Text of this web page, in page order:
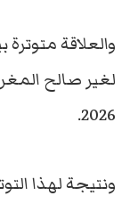
والعلاقة
لغير صالح
2026.
ونتيجة لهذا